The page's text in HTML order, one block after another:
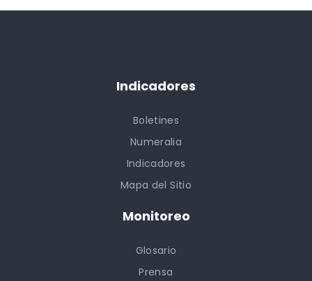
Indicadores
Boletines
Numeralia
Indicadores
Mapa del Sitio
Monitoreo
Glosario
Prensa